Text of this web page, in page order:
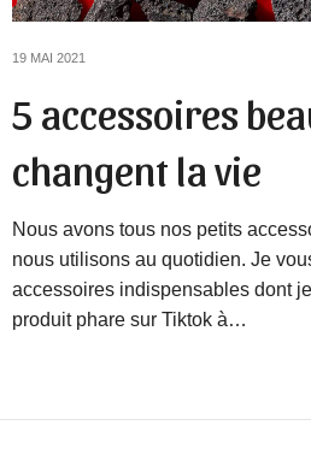
19 MAI 2021
5 accessoires
changent la vie
Nous avons tous nos petits
nous utilisons au quotidien. Je
accessoires indispensables dont
produit phare sur Tiktok à…